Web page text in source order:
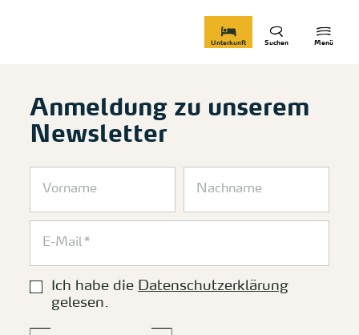
Menü
Suchen
Unterkunft
Anmeldung zu unserem
Newsletter
Ich habe die Datenschutzerklärung
gelesen.